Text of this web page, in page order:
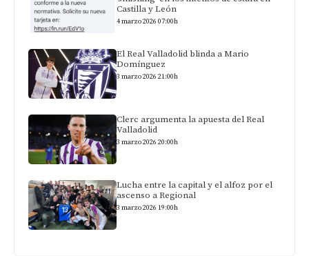
Castilla y León
4 marzo 2026 07:00h
El Real Valladolid blinda a Mario
Domínguez
3 marzo 2026 21:00h
Clerc argumenta la apuesta del Real
Valladolid
3 marzo 2026 20:00h
Lucha entre la capital y el alfoz por el
ascenso a Regional
3 marzo 2026 19:00h